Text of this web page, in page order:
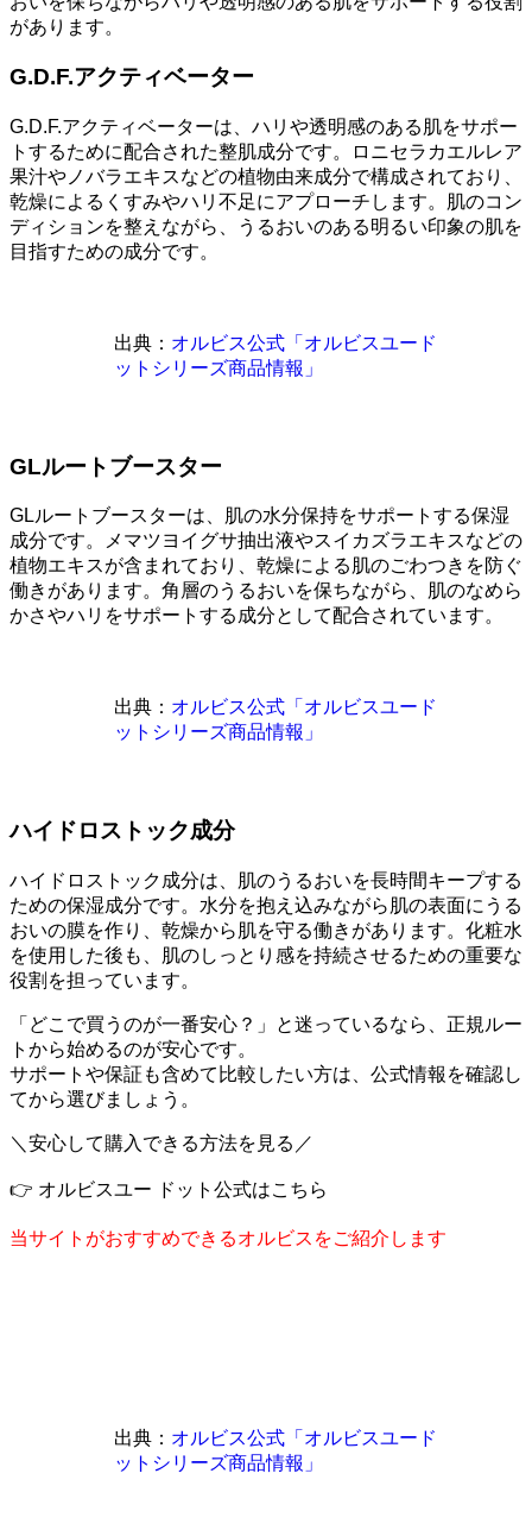
があります。
G.D.F.アクティベーター
G.D.F.アクティベーターは、ハリや透明感のある肌をサポー
トするために配合された整肌成分です。ロニセラカエルレア
果汁やノバラエキスなどの植物由来成分で構成されており、
乾燥によるくすみやハリ不足にアプローチします。肌のコン
ディションを整えながら、うるおいのある明るい印象の肌を
目指すための成分です。
出典： オルビス公式「オルビスユード
ットシリーズ商品情報」
GLルートブースター
GLルートブースターは、肌の水分保持をサポートする保湿
成分です。メマツヨイグサ抽出液やスイカズラエキスなどの
植物エキスが含まれており、乾燥による肌のごわつきを防ぐ
働きがあります。角層のうるおいを保ちながら、肌のなめら
かさやハリをサポートする成分として配合されています。
出典： オルビス公式「オルビスユード
ットシリーズ商品情報」
ハイドロストック成分
ハイドロストック成分は、肌のうるおいを長時間キープする
ための保湿成分です。水分を抱え込みながら肌の表面にうる
おいの膜を作り、乾燥から肌を守る働きがあります。化粧水
を使用した後も、肌のしっとり感を持続させるための重要な
役割を担っています。
「どこで買うのが一番安心？」と迷っているなら、正規ルー
トから始めるのが安心です。
サポートや保証も含めて比較したい方は、公式情報を確認し
てから選びましょう。
＼安心して購入できる方法を見る／
👉 オルビスユー ドット公式はこちら
当サイトがおすすめできるオルビスをご紹介します
出典： オルビス公式「オルビスユード
ットシリーズ商品情報」